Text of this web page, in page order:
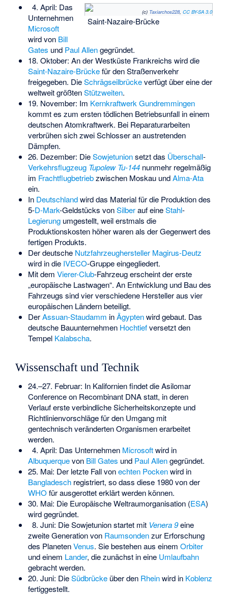
(c) Taxiarchos228, CC BY-SA 3.0
Saint-Nazaire-Brücke
4. April: Das
Unternehmen
Microsoft
wird von Bill
Gates und Paul Allengegründet.
18. Oktober: An der Westküste Frankreichs wird die
Saint-Nazaire-Brückefür den Straßenverkehr
freigegeben. DieSchrägseilbrückeverfügt über eine der
weltweit größtenStützweiten.
19. November: Im Kernkraftwerk Gundremmingen
kommt es zum ersten tödlichen Betriebsunfall in einem
deutschen Atomkraftwerk. Bei Reparaturarbeiten
verbrühen sich zwei Schlosser an austretenden
Dämpfen.
26. Dezember: DieSowjetunionsetzt das Überschall-
Verkehrsflugzeug Tupolew Tu-144nunmehr regelmäßig
im Frachtflugbetriebzwischen Moskau undAlma-Ata
ein.
In Deutschlandwird das Material für die Produktion des
5-D-Mark-Geldstücks vonSilberauf eineStahl-
Legierungumgestellt, weil erstmals die
Produktionskosten höher waren als der Gegenwert des
fertigen Produkts.
Der deutsche Nutzfahrzeughersteller Magirus-Deutz
wird in die IVECO-Gruppe eingegliedert.
Mit dem Vierer-Club-Fahrzeug erscheint der erste
„europäische Lastwagen“. An Entwicklung und Bau des
Fahrzeugs sind vier verschiedene Hersteller aus vier
europäischen Ländern beteiligt.
DerAssuan-Staudamm inÄgyptenwird gebaut. Das
deutsche Bauunternehmen Hochtiefversetzt den
Tempel Kalabscha.
Wissenschaft und Technik
24.–27. Februar: In Kalifornien findet dieAsilomar
Conference on Recombinant DNAstatt, in deren
Verlauf erste verbindliche Sicherheitskonzepte und
Richtlinienvorschläge für den Umgang mit
gentechnisch veränderten Organismen erarbeitet
werden.
4. April: Das Unternehmen Microsoftwird in
Albuquerquevon Bill Gates und Paul Allengegründet.
25. Mai: Der letzte Fall vonechten Pockenwird in
Bangladeschregistriert, so dass diese 1980 von der
WHOfür ausgerottet erklärt werden können.
30. Mai: Die Europäische Weltraumorganisation (ESA)
wird gegründet.
8. Juni: Die Sowjetunion startet mit Venera 9eine
zweite Generation von Raumsondenzur Erforschung
des PlanetenVenus. Sie bestehen aus einem Orbiter
und einem Lander, die zunächst in eine Umlaufbahn
gebracht werden.
20. Juni: DieSüdbrückeüber den Rheinwird in Koblenz
fertiggestellt.